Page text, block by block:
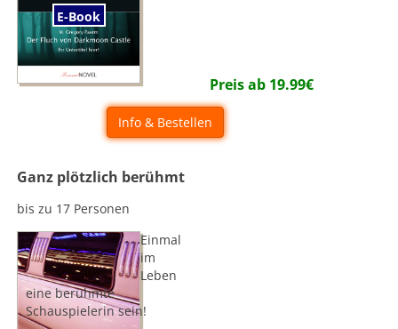
E-Book
Preis ab 19.99€
Info & Bestellen
Ganz plötzlich berühmt
bis zu 17 Personen
Einmal
im
Leben
eine berühmte
Schauspielerin sein!